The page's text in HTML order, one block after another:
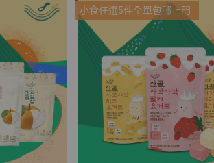
小食任選5件全單包郵上門